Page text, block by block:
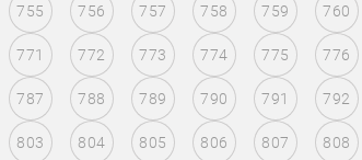
755 756 757 758 759 760
771 772 773 774 775 776
787 788 789 790 791 792
803 804 805 806 807 808